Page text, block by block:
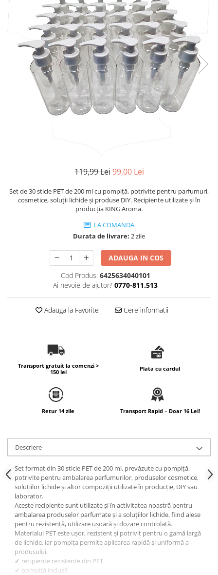
Accesorii și Difuzoare
Difuzoare Uleiuri Clasice
Suporți Conuri & bețe parfumate
Suporți Conuri Backflow
Profesionale
Flacoane & Recipiente
Cutii carton și soluții de expediere
Soluții Retail, B2B & Display
(Volume Mari)
Parfum pentru rufe (Bax/Vrac)
Uleiuri parfumate aromaterapie
(Pachete/Bax)
Odorizante Auto cu Pulverizator
119,99 Lei 99,00 Lei
Set de 30 sticle PET de 200 ml cu pompiță, potrivite pentru parfumuri,
cosmetice, soluții lichide și produse DIY. Recipiente utilizate și în
producția KING Aroma.
LA COMANDA
Durata de livrare: 2 zile
ADAUGA IN COS
Cod Produs: 6425634040101
Ai nevoie de ajutor? 0770-811.513
Adauga la Favorite Cere informatii
Transport gratuit la comenzi >
150 lei
Plata cu cardul
Retur 14 zile Transport Rapid – Doar 16 Lei!
Descriere
Set format din 30 sticle PET de 200 ml, prevăzute cu pompiță,
potrivite pentru ambalarea parfumurilor, produselor cosmetice,
soluțiilor lichide și altor compoziții utilizate în producție, DIY sau
laborator.
Aceste recipiente sunt utilizate și în activitatea noastră pentru
ambalarea produselor parfumate și a soluțiilor lichide, fiind alese
pentru rezistență, utilizare ușoară și dozare controlată.
Materialul PET este ușor, rezistent și potrivit pentru o gamă largă
de lichide, iar pompița permite aplicarea rapidă și uniformă a
produsului.
✔ recipiente rezistente din PET
✔ pompiță inclusă